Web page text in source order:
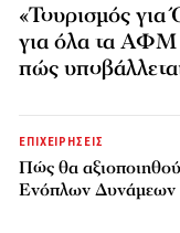
«Τουρισμός
για όλα τα ΑΦΜ
πώς
ΕΠΙΧΕΙΡΗΣΕΙΣ
Πώς θα
Ενόπλων Δυνάμεων